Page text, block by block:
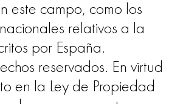
este campo, como los
relativos a la
por España.
reservados. En virtud
en la Ley de Propiedad